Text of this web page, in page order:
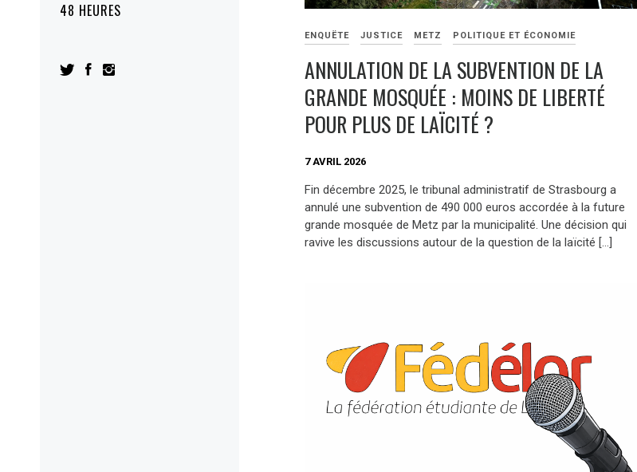
48 HEURES
ENQUËTE JUSTICE METZ POLITIQUE ET ÉCONOMIE
ANNULATION DE LA SUBVENTION DE LA
GRANDE MOSQUÉE : MOINS DE LIBERTÉ
POUR PLUS DE LAÏCITÉ ?
7 AVRIL 2026
Fin décembre 2025, le tribunal administratif de Strasbourg a
annulé une subvention de 490 000 euros accordée à la future
grande mosquée de Metz par la municipalité. Une décision qui
ravive les discussions autour de la question de la laïcité […]